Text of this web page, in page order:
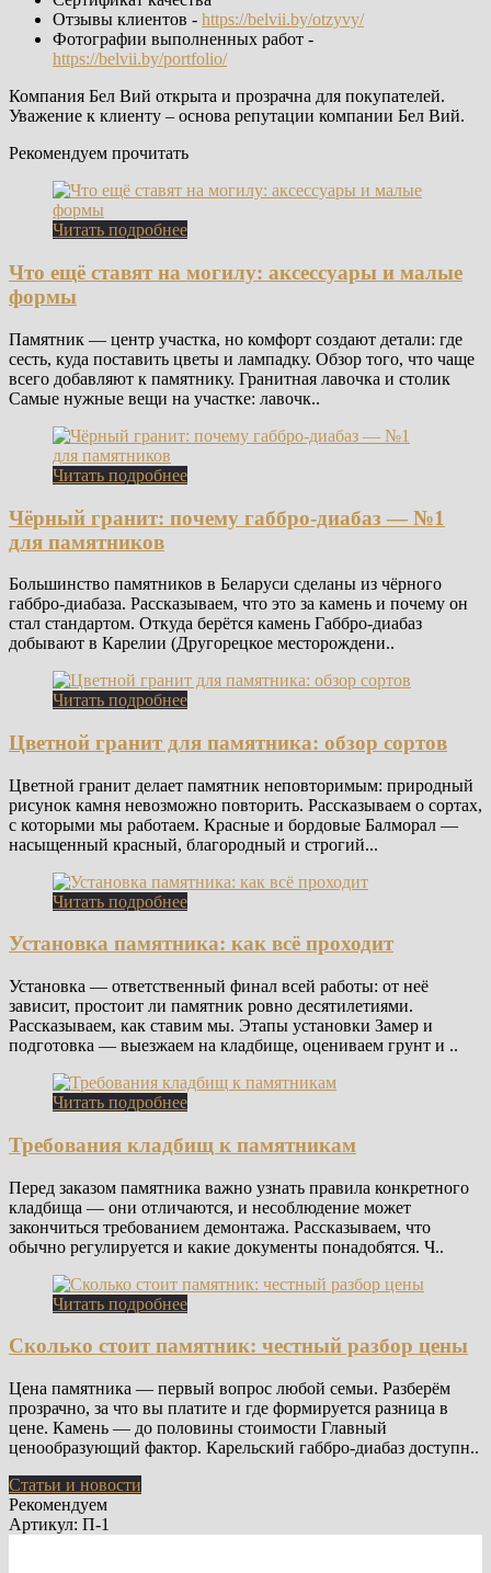
Отзывы клиентов - https://belvii.by/otzyvy/
Фотографии выполненных работ -
https://belvii.by/portfolio/
Компания Бел Вий открыта и прозрачна для покупателей.
Уважение к клиенту – основа репутации компании Бел Вий.
Рекомендуем прочитать
Читать подробнее
Что ещё ставят на могилу: аксессуары и малые
формы
Памятник — центр участка, но комфорт создают детали: где
сесть, куда поставить цветы и лампадку. Обзор того, что чаще
всего добавляют к памятнику. Гранитная лавочка и столик
Самые нужные вещи на участке: лавочк..
Читать подробнее
Чёрный гранит: почему габбро-диабаз — №1
для памятников
Большинство памятников в Беларуси сделаны из чёрного
габбро-диабаза. Рассказываем, что это за камень и почему он
стал стандартом. Откуда берётся камень Габбро-диабаз
добывают в Карелии (Другорецкое месторождени..
Читать подробнее
Цветной гранит для памятника: обзор сортов
Цветной гранит делает памятник неповторимым: природный
рисунок камня невозможно повторить. Рассказываем о сортах,
с которыми мы работаем. Красные и бордовые Балморал —
насыщенный красный, благородный и строгий...
Читать подробнее
Установка памятника: как всё проходит
Установка — ответственный финал всей работы: от неё
зависит, простоит ли памятник ровно десятилетиями.
Рассказываем, как ставим мы. Этапы установки Замер и
подготовка — выезжаем на кладбище, оцениваем грунт и ..
Читать подробнее
Требования кладбищ к памятникам
Перед заказом памятника важно узнать правила конкретного
кладбища — они отличаются, и несоблюдение может
закончиться требованием демонтажа. Рассказываем, что
обычно регулируется и какие документы понадобятся. Ч..
Читать подробнее
Сколько стоит памятник: честный разбор цены
Цена памятника — первый вопрос любой семьи. Разберём
прозрачно, за что вы платите и где формируется разница в
цене. Камень — до половины стоимости Главный
ценообразующий фактор. Карельский габбро-диабаз доступн..
Статьи и новости
Рекомендуем
Артикул: П-1